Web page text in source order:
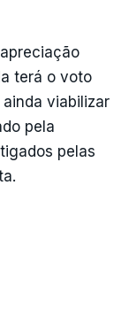
terá o voto
viabilizar
pela
pelas